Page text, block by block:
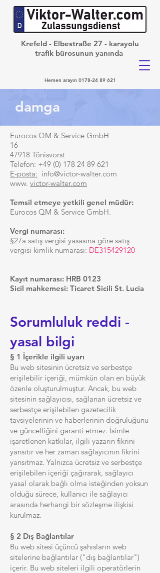
Hemen arayın 0178-24 89 621
Krefeld - Elbestraße 27 - karayolu
trafik bürosunun yanında
damga
Eurocos QM & Service GmbH
16
47918 Tönisvorst
Telefon: +49 (0) 178 24 89 621
E-posta: info@victor-walter.com
www. victor-walter.com
Temsil etmeye yetkili genel müdür:
Eurocos QM & Service GmbH.
Vergi numarası:
§27a satış vergisi yasasına göre satış
vergisi kimlik numarası: DE315429120
Kayıt numarası: HRB 0123
Sicil mahkemesi: Ticaret Sicili St. Lucia
Sorumluluk reddi -
yasal bilgi
§ 1 İçerikle ilgili uyarı
Bu web sitesinin ücretsiz ve serbestçe
erişilebilir içeriği, mümkün olan en büyük
özenle oluşturulmuştur. Ancak, bu web
sitesinin sağlayıcısı, sağlanan ücretsiz ve
serbestçe erişilebilen gazetecilik
tavsiyelerinin ve haberlerinin doğruluğunu
ve güncelliğini garanti etmez. İsimle
işaretlenen katkılar, ilgili yazarın fikrini
yansıtır ve her zaman sağlayıcının fikrini
yansıtmaz. Yalnızca ücretsiz ve serbestçe
erişilebilen içeriği çağırarak, sağlayıcı
yasal olarak bağlı olma isteğinden yoksun
olduğu sürece, kullanıcı ile sağlayıcı
arasında herhangi bir sözleşme ilişkisi
kurulmaz.
§ 2 Dış Bağlantılar
Bu web sitesi üçüncü şahısların web
sitelerine bağlantılar ("dış bağlantılar")
içerir. Bu web siteleri ilgili operatörlerin